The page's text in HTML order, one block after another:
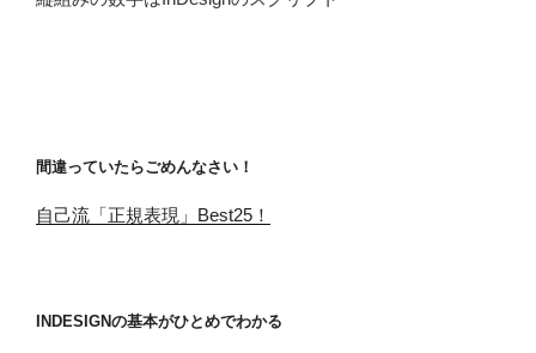
間違っていたらごめんなさい！
自己流「正規表現」Best25！
INDESIGNの基本がひとめでわかる